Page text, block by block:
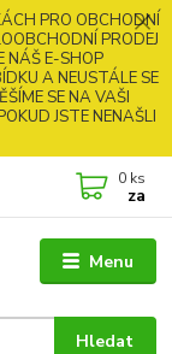
PRO OBCHODNÍ
PRODEJ
NÁŠ E-SHOP
A NEUSTÁLE SE
SE NA VAŠI
JSTE NENAŠLI
Menu
Hledat
0 ks
za